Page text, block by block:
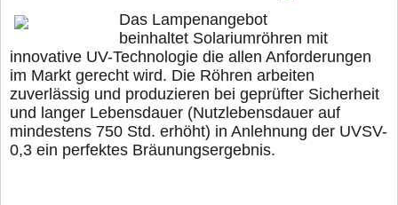
Das Lampenangebot
beinhaltet Solariumröhren mit
innovative UV-Technologie die allen Anforderungen
im Markt gerecht wird. Die Röhren arbeiten
zuverlässig und produzieren bei geprüfter Sicherheit
und langer Lebensdauer (Nutzlebensdauer auf
mindestens 750 Std. erhöht) in Anlehnung der UVSV-
0,3 ein perfektes Bräunungsergebnis.